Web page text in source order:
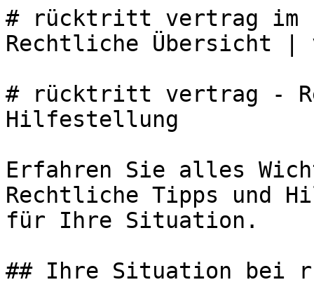
# rücktritt vertrag im
Rechtliche Übersicht |
# rücktritt vertrag -
Hilfestellung
Erfahren Sie alles
Rechtliche Tipps und
für Ihre Situation.
## Ihre Situation bei